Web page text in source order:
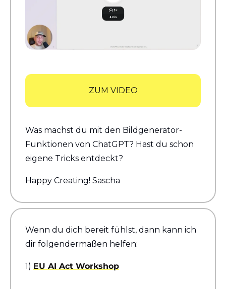
ZUM VIDEO
Was machst du mit den Bildgenerator-
Funktionen von ChatGPT? Hast du schon
eigene Tricks entdeckt?
Happy Creating! Sascha
Wenn du dich bereit fühlst, dann kann ich
dir folgendermaßen helfen:
1) EU AI Act Workshop